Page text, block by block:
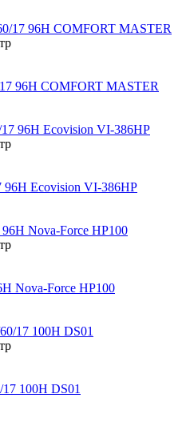
96H COMFORT MASTER
96H Ecovision VI-386HP
Nova-Force HP100
100H DS01